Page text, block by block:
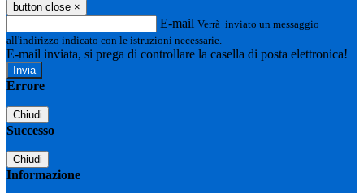
button close ×
E-mail Verrà inviato un messaggio
all'indirizzo indicato con le istruzioni necessarie.
E-mail inviata, si prega di controllare la casella di posta elettronica!
Errore
Chiudi
Successo
Chiudi
Informazione